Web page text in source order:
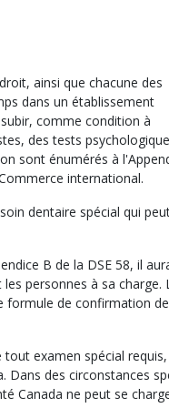
ainsi que chacune des
dans un établissement
comme condition à
des tests
sont énumérés à
international.
dentaire spécial qui
B de la DSE 58, il
personnes à sa charge.
formule de confirmation de
examen spécial
Dans des circonstances
Canada ne peut se